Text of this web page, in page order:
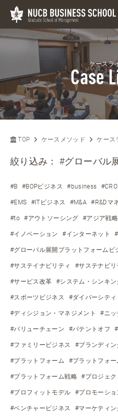
ケースラ
Case
TOP ケースメソッド ケース
絞り込み：#グローバル
#B #BOPビジネス #business
#EMS #ITビジネス #M&A #R&Dマ
#to #アウトソーシング #アジア戦略
#イノベーション #インターネット
#グローバル展開プラットフォームビ
#サステイナビリティ #サステナビリ
#サービス改革 #システム・シンキン
#スポーツビジネス #ダイバーシティ
#ディシジョン・マネジメント #ニッ
#バリューチェーン #パテントオフ
#ファミリービジネス #ブランディン
#プラットフォーム #プラットフォ
#プラットフォーム戦略 #プロジェク
#プロフィットモデル #プロモーショ
#ベンチャービジネス #マーケティン